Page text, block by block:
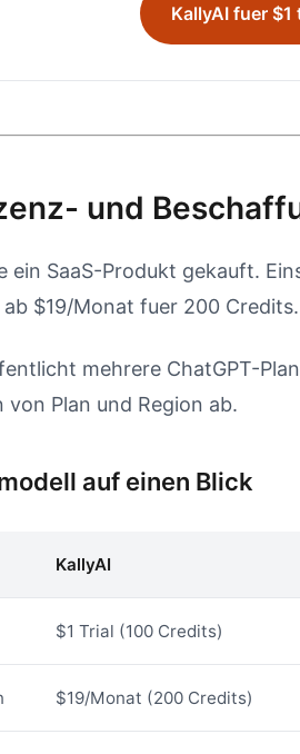
KallyAI fuer $1
und
ein SaaS-Produkt gekauft.
ab $19/Monat fuer 200 Credits.
mehrere ChatGPT-
von Plan und Region ab.
auf einen Blick
KallyAI
$1 Trial (100 Credits)
$19/Monat (200 Credits)